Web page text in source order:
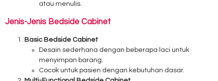
atau menulis.
Jenis-Jenis Bedside Cabinet
Basic Bedside Cabinet
Desain sederhana dengan beberapa laci untuk
menyimpan barang.
Cocok untuk pasien dengan kebutuhan dasar.